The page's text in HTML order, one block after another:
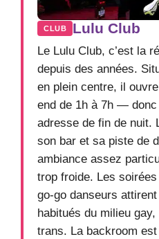
CLUB Lulu Club
Le Lulu Club, c’est la
depuis des années.
en plein centre, il
end de 1h à 7h — donc
adresse de fin de nuit.
son bar et sa piste de
ambiance assez
trop froide. Les
go-go danseurs
habitués du milieu
trans. La backroom